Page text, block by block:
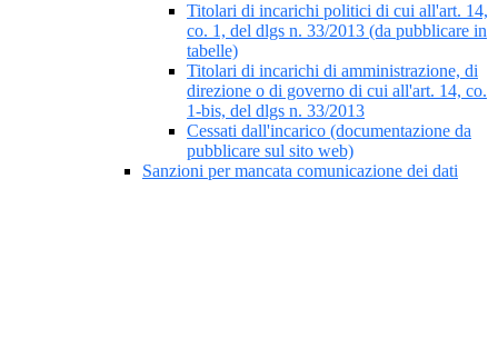
Titolari di incarichi politici di cui all'art. 14,
co. 1, del dlgs n. 33/2013 (da pubblicare in
tabelle)
Titolari di incarichi di amministrazione, di
direzione o di governo di cui all'art. 14, co.
1-bis, del dlgs n. 33/2013
Cessati dall'incarico (documentazione da
pubblicare sul sito web)
Sanzioni per mancata comunicazione dei dati